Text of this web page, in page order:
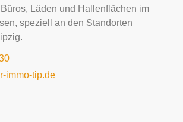
Läden und Hallenflächen im
speziell an den Standorten
immo-tip.de